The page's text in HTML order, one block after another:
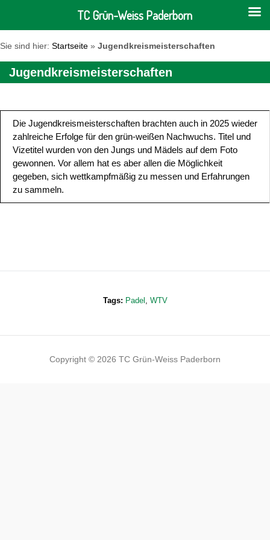
Sie sind hier: Startseite » Jugendkreismeisterschaften
Jugendkreismeisterschaften
Die Jugendkreismeisterschaften brachten auch in 2025 wieder
zahlreiche Erfolge für den grün-weißen Nachwuchs. Titel und
Vizetitel wurden von den Jungs und Mädels auf dem Foto
gewonnen. Vor allem hat es aber allen die Möglichkeit
gegeben, sich wettkampfmäßig zu messen und Erfahrungen
zu sammeln.
Tags: Padel , WTV
Copyright © 2026 TC Grün-Weiss Paderborn
TC Grün-Weiss Paderborn